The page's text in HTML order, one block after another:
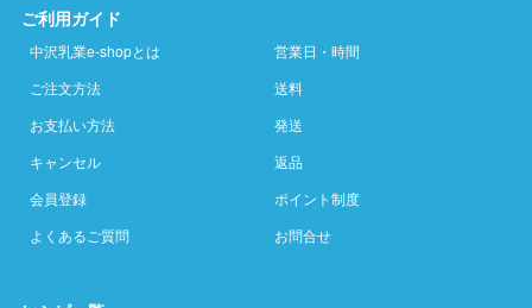
ご利用ガイド
中沢乳業e-shopとは
営業日・時間
ご注文方法
送料
お支払い方法
発送
キャンセル
返品
会員登録
ポイント制度
よくあるご質問
お問合せ